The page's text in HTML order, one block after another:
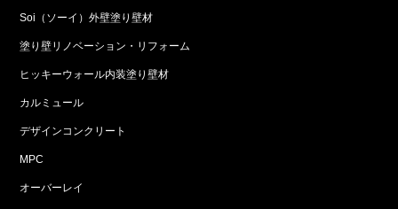
Soi（ソーイ）外壁塗り壁材
塗り壁リノベーション・リフォーム
ヒッキーウォール内装塗り壁材
カルミュール
デザインコンクリート
MPC
オーバーレイ